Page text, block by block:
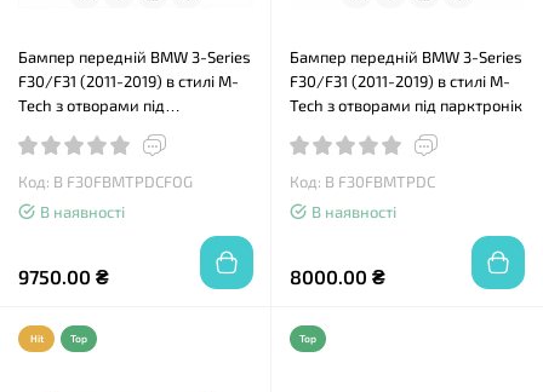
Бампер передній BMW 3-Series
F30/F31 (2011-2019) в стилі M-
Tech з отворами під
Код: B F30FBMTPDCFOG
В наявності
9750.00 ₴
Бампер передній BMW 3-Series
F30/F31 (2011-2019) в стилі M-
Tech з отворами під парктронік
Код: B F30FBMTPDC
В наявності
8000.00 ₴
Hit Top Top